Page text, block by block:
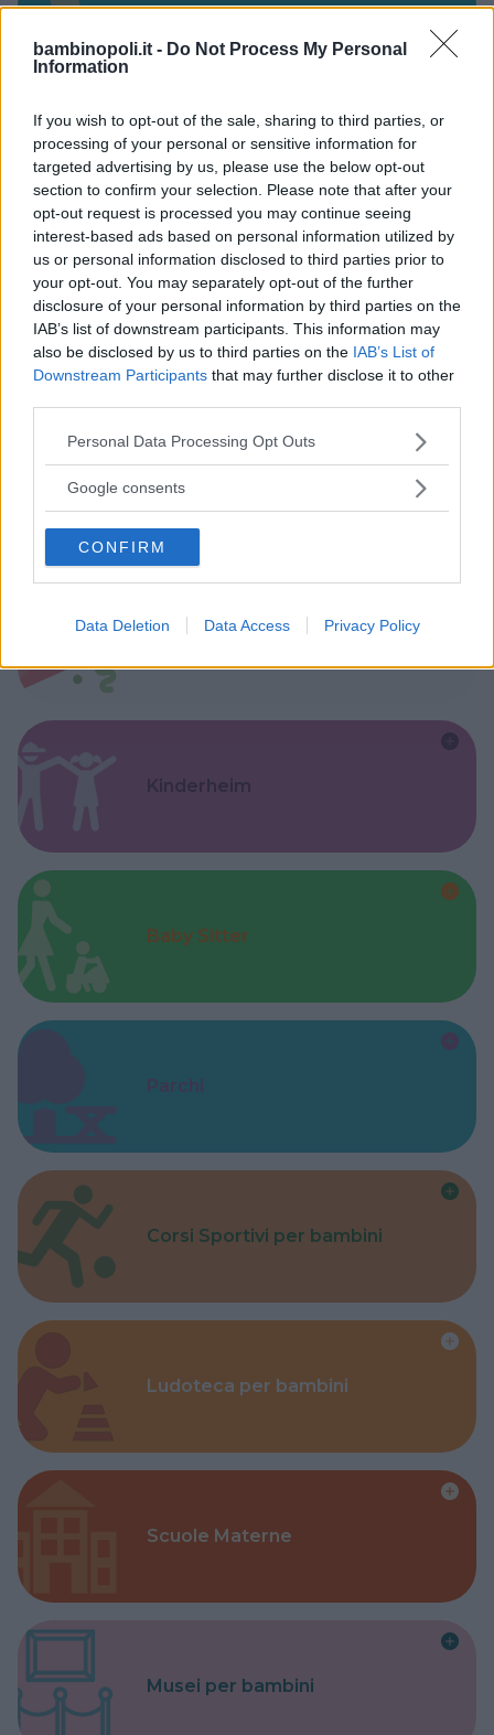
bambinopoli.it - Do Not Process My Personal
Information
If you wish to opt-out of the sale, sharing to third parties, or
processing of your personal or sensitive information for
targeted advertising by us, please use the below opt-out
section to confirm your selection. Please note that after your
opt-out request is processed you may continue seeing
interest-based ads based on personal information utilized by
us or personal information disclosed to third parties prior to
your opt-out. You may separately opt-out of the further
disclosure of your personal information by third parties on the
IAB’s list of downstream participants. This information may
also be disclosed by us to third parties on the IAB’s List of
Downstream Participants that may further disclose it to other
Please note that this website/app uses one or more Google
not limited to your visit or usage behaviour. You may click to
use your data for below specified purposes in below Google
consent section.
Personal Data Processing Opt Outs
Google consents
CONFIRM
Data Deletion Data Access Privacy Policy
Corsi di Lingua per bambini
Laboratori creativi per bambini
Asili Nido
Feste
Kinderheim
Baby Sitter
Parchi
Corsi Sportivi per bambini
Ludoteca per bambini
Scuole Materne
Musei per bambini